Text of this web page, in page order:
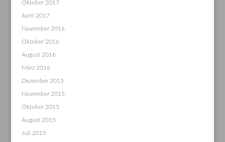
Oktober 2017
April 2017
November 2016
Oktober 2016
August 2016
März 2016
Dezember 2015
November 2015
Oktober 2015
August 2015
Juli 2015